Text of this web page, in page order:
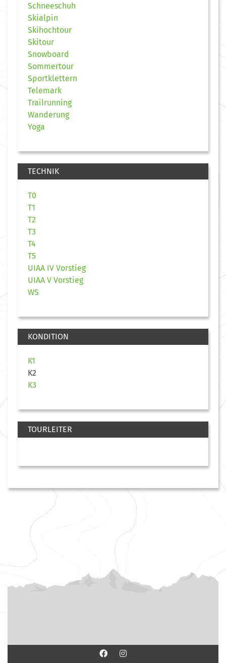
Schneeschuh
Skialpin
Skihochtour
Skitour
Snowboard
Sommertour
Sportklettern
Telemark
Trailrunning
Wanderung
Yoga
TECHNIK
T0
T1
T2
T3
T4
T5
UIAA IV Vorstieg
UIAA V Vorstieg
WS
KONDITION
K1
K2
K3
TOURLEITER